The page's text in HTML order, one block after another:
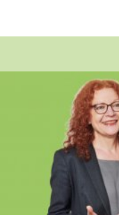
Twitter
Instagram